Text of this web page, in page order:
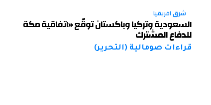
شرق افريقيا
السعودية وتركيا وباكستان توقّع «اتفاقية مكة
للدفاع المشترك
قراءات صومالية (التحرير)